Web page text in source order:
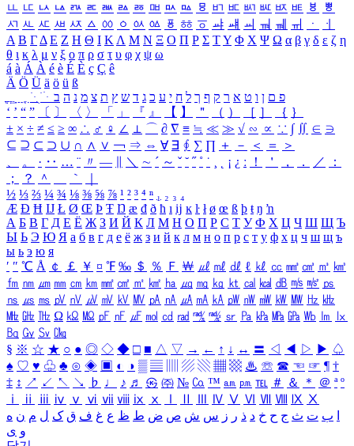
ㅥ ㅦ ㅧ ㅨ ㅩ ㅪ ㅫ ㅬ ㅭ ㅮ ㅯ ㅰ ㅱ ㅲ ㅳ ㅴ ㅵ ㅶ ㅷ ㅸ
ㅹ
ㅺ ㅻ ㅼ ㅽ ㅾ ㅿ ㆀ ㆁ ㆂ ㆃ ㆄ ㆅ ㆆ ㆇ ㆈ ㆉ ㆊ ㆋ ㆌ ㆍ
ㆎ
Α Β ΓΔ Ε Ζ Η Θ Ι ΚΛ Μ Ν Ξ Ο Π Ρ Σ ΤΥ Φ Χ Ψ Ω α β γ δ ε ζ η
θ ι κ λ μ ν ξ ο π ρ σ τ υ φ χ ψ ω
á à Á À é è É È ç Ç ê
Ä Ö Ü ä ö ü ß
ִֶֹ ֻּ ׁׂ פ ם ן ו ט א ר ק ף ך ל ח י ע כ ג ד ש ץ ת צ מ נ ה ב
‘ ’ “ ” 〔 〕 〈 〉 「 」 『 』 【 】 ＂ （ ） ［ ］ ｛ ｝
± × ÷ ≠ ≤ ≥ ∞ ∴ ♂ ♀ ∠ ⊥ ⌒ ∂ ∇ ≡ ≒ ≪ ≫ √ ∽ ∝ ∵ ∫ ∬ ∈ ∋
⊆ ⊇ ⊂ ⊃ ∪ ∩ ∧ ∨ ￢ ⇒ ⇔ ∀ ∃ ∮ ∑ ∏ ＋ － ＜ ＝
＞
、
。 · ‥ … ¨ 〃 ― ＼ ∼ ´ ～ ˇ ˘ ˝ ˚ ˙ ¸ ¡ ¿ ː ！ ＇ ， ． ／
：
；
？ ＾ ｀
½ ⅓ ⅔ ¼ ¾ ⅛ ⅜ ⅝ ⅞ ¹ ² ³ ⁴ ⁿ ₁ ₂ ₃ ₄
Æ Ð Ħ Ĳ Ł Ø Œ Þ Ŧ Ŋ æ đ ð ħ ı ĳ ĸ ŀ ł ø œ ß þ ŧ ŋ ŉ
А Б В Г Д Е Ё Ж З И Й К Л М Н О П Р С Т У Ф Х Ц Ч Ш Щ Ъ
Ы Ь Э Ю Я а б в г д е ё ж з и й к л м н о п р с т у ф х ц ч ш щ ъ
ы ь э ю я
′ ″ ℃ Å ￠ ￡ ￥ ¤ ℉ ‰ ＄ ％ Ｆ ￦ ㎕ ㎖ ㎗ ℓ ㎘ ㏄ ㎣ ㎤ ㎥ ㎦
㎙ ㎚ ㎛ ㎜ ㎝ ㎞ ㎟ ㎠ ㎡ ㎢ ㏊ ㎍ ㎎ ㎏ ㏏ ㎈ ㎉ ㏈ ㎧ ㎨ ㎰
㎱ ㎲ ㎳ ㎴ ㎵ ㎶ ㎷ ㎸ ㎹ ㎀ ㎁ ㎂ ㎃ ㎄ ㎺ ㎻ ㎽ ㎾ ㎿ ㎐ ㎑
㎒ ㎓ ㎔ Ω ㏀ ㏁ ㎊ ㎋ ㎌ ㏖ ㏅ ㎭ ㎮ ㎯ ㏛ ㎩ ㎪ ㎫ ㎬ ㏝ ㏐
㏓
㏃ ㏉ ㏜ ㏆
§ ※ ☆ ★ ○ ● ◎ ◇ ◆ □ ■ △ ▽ → ← ↑ ↓ ↔ 〓 ◁ ◀ ▷ ▶ ♤
♠ ♡ ♥ ♧ ♣ ⊙ ◈ ▣ ◐ ◑ ▒ ▤ ▨ ▧ ▦ ▩ ♨ ☏ ☎ ☜ ☞ ¶ †
‡ ↕ ↗ ↙ ↖ ↘ ♭ ♩ ♪ ♬ ㉿ ㈜ № ㏇ ™ ㏂ ㏘ ℡ ＃ ＆ ＊ ＠ ª º
ⅰ
ⅱ ⅲ ⅳ ⅴ ⅵ ⅶ ⅷ ⅸ ⅹ Ⅳ Ⅴ Ⅵ Ⅶ Ⅷ Ⅸ Ⅹ
ب ت ث ج ح خ د ذ ر ز س ش ص ض ط ظ ع غ ف ق ک ل م ن ه
و ی